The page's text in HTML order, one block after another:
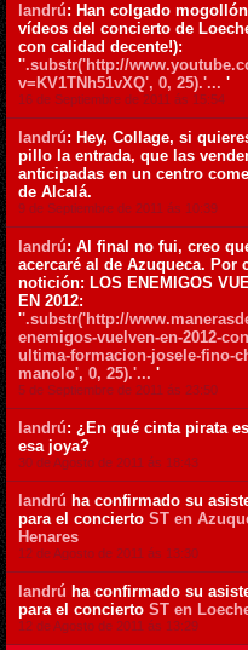
landrú: Han colgado
vídeos del concierto de
con calidad decente!):
''.substr('http://
v=KV1TNh51vXQ', 0, 25).'... '
16 de Septiembre de 2011 ás 15:54
landrú: Hey, Collage, si
pillo la entrada, que las
anticipadas en un centro
de Alcalá.
9 de Septiembre de 2011 ás 10:39
landrú: Al final no fui, creo
acercaré al de Azuqueca. Por
notición: LOS ENEMIGOS
EN 2012:
''.substr('http://
enemigos-vuelven-en-2012-
ultima-formacion-josele-fino-
manolo', 0, 25).'... '
5 de Septiembre de 2011 ás 23:50
landrú: ¿En qué cinta pirata
esa joya?
30 de Agosto de 2011 ás 18:43
landrú ha confirmado su
para el concierto ST en
Henares
12 de Agosto de 2011 ás 13:30
landrú ha confirmado su
para el concierto ST en
12 de Agosto de 2011 ás 13:29